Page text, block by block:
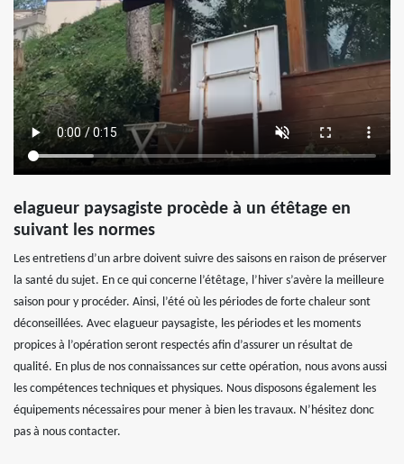
elagueur paysagiste procède à un étêtage en
suivant les normes
Les entretiens d’un arbre doivent suivre des saisons en raison de préserver
la santé du sujet. En ce qui concerne l’étêtage, l’hiver s’avère la meilleure
saison pour y procéder. Ainsi, l’été où les périodes de forte chaleur sont
déconseillées. Avec elagueur paysagiste, les périodes et les moments
propices à l’opération seront respectés afin d’assurer un résultat de
qualité. En plus de nos connaissances sur cette opération, nous avons aussi
les compétences techniques et physiques. Nous disposons également les
équipements nécessaires pour mener à bien les travaux. N’hésitez donc
pas à nous contacter.